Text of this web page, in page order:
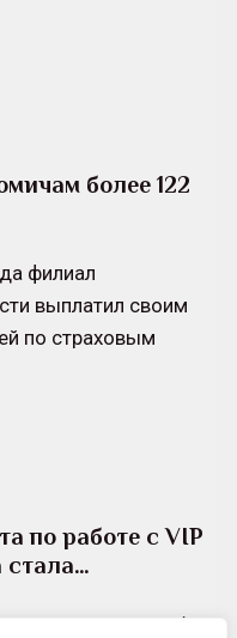
более 122
филиал
выплатил своим
по страховым
по работе с VIP
стала…
по работе